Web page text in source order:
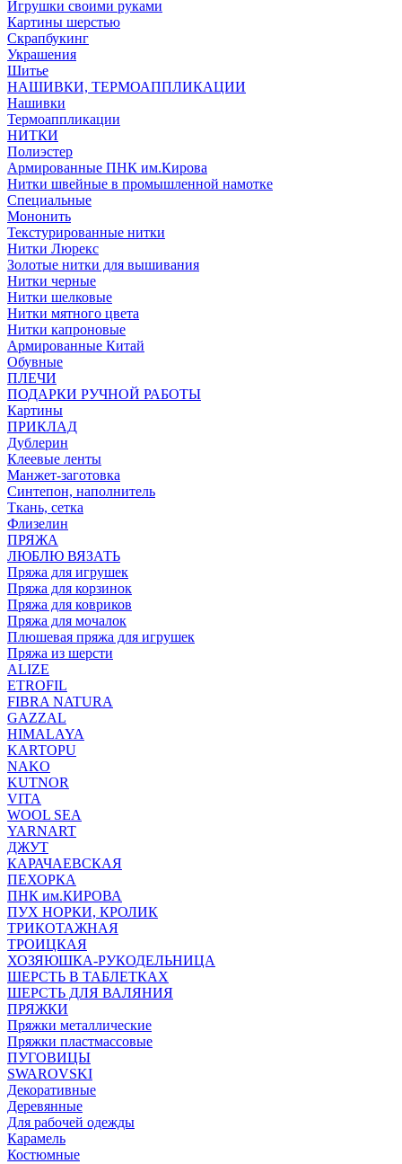
Игрушки своими руками
Картины шерстью
Скрапбукинг
Украшения
Шитье
НАШИВКИ, ТЕРМОАППЛИКАЦИИ
Нашивки
Термоаппликации
НИТКИ
Полиэстер
Армированные ПНК им.Кирова
Нитки швейные в промышленной намотке
Специальные
Мононить
Текстурированные нитки
Нитки Люрекс
Золотые нитки для вышивания
Нитки черные
Нитки шелковые
Нитки мятного цвета
Нитки капроновые
Армированные Китай
Обувные
ПЛЕЧИ
ПОДАРКИ РУЧНОЙ РАБОТЫ
Картины
ПРИКЛАД
Дублерин
Клеевые ленты
Манжет-заготовка
Синтепон, наполнитель
Ткань, сетка
Флизелин
ПРЯЖА
ЛЮБЛЮ ВЯЗАТЬ
Пряжа для игрушек
Пряжа для корзинок
Пряжа для ковриков
Пряжа для мочалок
Плюшевая пряжа для игрушек
Пряжа из шерсти
ALIZE
ETROFIL
FIBRA NATURA
GAZZAL
HIMALAYA
KARTOPU
NAKO
KUTNOR
VITA
WOOL SEA
YARNART
ДЖУТ
КАРАЧАЕВСКАЯ
ПЕХОРКА
ПНК им.КИРОВА
ПУХ НОРКИ, КРОЛИК
ТРИКОТАЖНАЯ
ТРОИЦКАЯ
ХОЗЯЮШКА-РУКОДЕЛЬНИЦА
ШЕРСТЬ В ТАБЛЕТКАХ
ШЕРСТЬ ДЛЯ ВАЛЯНИЯ
ПРЯЖКИ
Пряжки металлические
Пряжки пластмассовые
ПУГОВИЦЫ
SWAROVSKI
Декоративные
Деревянные
Для рабочей одежды
Карамель
Костюмные